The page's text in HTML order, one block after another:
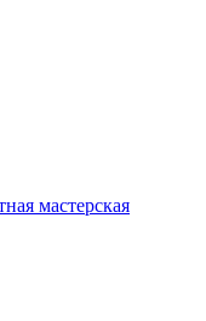
мастерская